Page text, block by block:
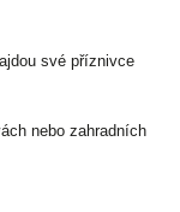
své příznivce
nebo zahradních